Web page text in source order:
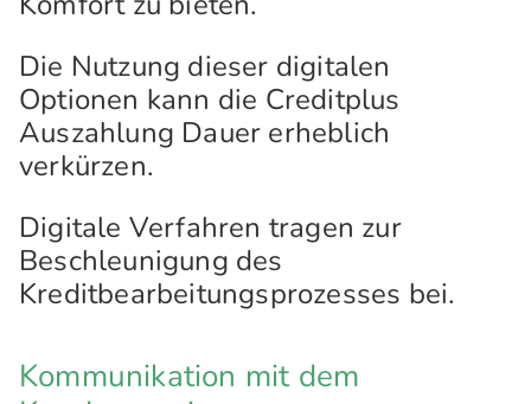
Die Nutzung dieser digitalen
Optionen kann die Creditplus
Auszahlung Dauer erheblich
verkürzen.
Digitale Verfahren tragen zur
Beschleunigung des
Kreditbearbeitungsprozesses bei.
Kommunikation mit dem